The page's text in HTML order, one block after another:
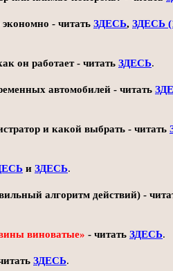
- читать ЗДЕСЬ, ЗДЕСЬ
он работает - читать ЗДЕСЬ.
автомобилей - читать
и какой выбрать - читать
и ЗДЕСЬ.
алгоритм действий) -
виноватые» - читать ЗДЕСЬ.
ЗДЕСЬ.